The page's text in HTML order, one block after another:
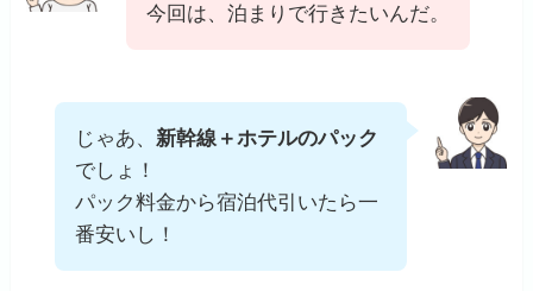
今回は、泊まりで行きたいんだ。
じゃあ、 新幹線＋ホテルのパック
でしょ！
パック料金から宿泊代引いたら一
番安いし！